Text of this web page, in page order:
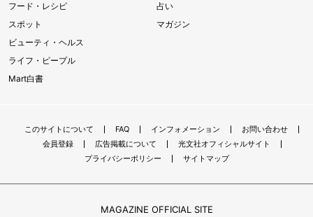
フード・レシピ
スポット
ビューティ・ヘルス
ライフ・ピープル
Mart白書
占い
マガジン
このサイトについて FAQ インフォメーション
お問い合わせ
会員登録
広告掲載について
光文社オフィシャルサイト
プライバシーポリシー
サイトマップ
MAGAZINE OFFICIAL SITE